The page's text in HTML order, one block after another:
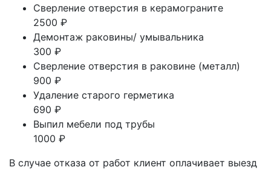
Сверление отверстия в керамограните
2500 ₽
Демонтаж раковины/ умывальника
300 ₽
Сверление отверстия в раковине (металл)
900 ₽
Удаление старого герметика
690 ₽
Выпил мебели под трубы
1000 ₽
В случае отказа от работ клиент оплачивает выезд